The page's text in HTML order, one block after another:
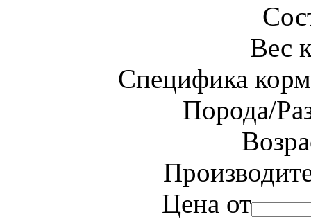
Вес
Специфика
Порода/
Цена от